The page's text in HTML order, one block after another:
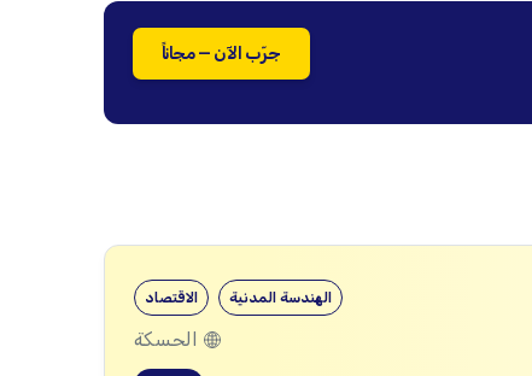
جرّب الآن — مجاناً
الاقتصاد الهندسة المدنية
الحسكة